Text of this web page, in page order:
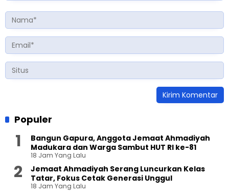
Populer
Bangun Gapura, Anggota Jemaat Ahmadiyah
Madukara dan Warga Sambut HUT RI ke-81
18 Jam Yang Lalu
Jemaat Ahmadiyah Serang Luncurkan Kelas
Tatar, Fokus Cetak Generasi Unggul
18 Jam Yang Lalu